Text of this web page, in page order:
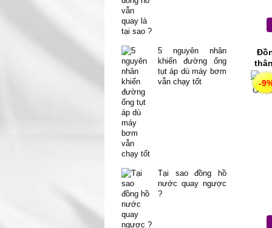
-
5 nguyên nhân
khiến đường ống
tụt áp dù máy bơm
vẫn chạy tốt
Tại sao đồng hồ
nước quay ngược
?